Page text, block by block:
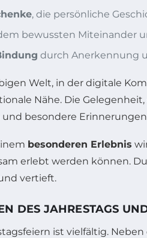
, die persönliche
bewussten Miteinander
durch Anerkennung
Welt, in der digitale
Nähe. Die
besondere
besonderen Erlebnis
erlebt werden können.
vertieft.
DES JAHRESTAGS
ist vielfältig.